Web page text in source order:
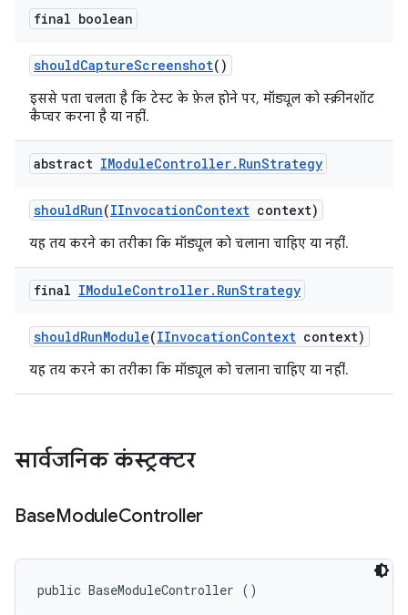
final boolean
shouldCaptureScreenshot()
इससे पता चलता है कि टेस्ट के फ़ेल होने पर, मॉड्यूल को स्क्रीनशॉट
कैप्चर करना है या नहीं.
abstract IModuleController. RunStrategy
shouldRun(IInvocationContext context)
यह तय करने का तरीका कि मॉड्यूल को चलाना चाहिए या नहीं.
final IModuleController. RunStrategy
shouldRunModule(IInvocationContext context)
यह तय करने का तरीका कि मॉड्यूल को चलाना चाहिए या नहीं.
सार्वजनिक कंस्ट्रक्टर
BaseModuleController
public BaseModuleController ()